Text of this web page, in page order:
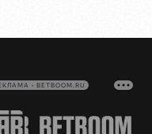
• BETBOOM.RU